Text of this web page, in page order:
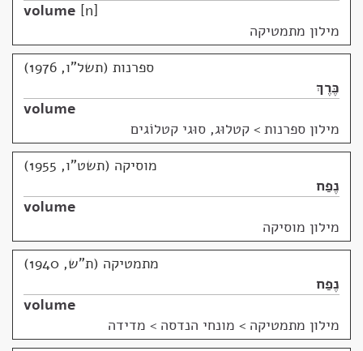
volume n
מילון מתמטיקה
ספרנות (תשל"ו, 1976)
כֶּרֶךְ
volume
מילון ספרנות > קטלוּג, סוּגי קטלוֹגים
מוסיקה (תשט"ו, 1955)
נֶפַח
volume
מילון מוסיקה
מתמטיקה (ת"ש, 1940)
נֶפַח
volume
מילון מתמטיקה > מונחי הנדסה > מדידה